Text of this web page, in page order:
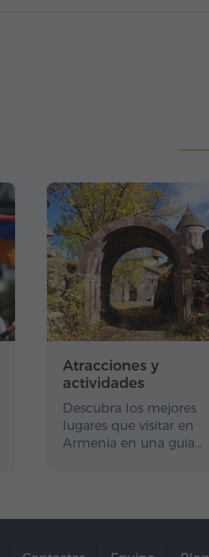
Atracciones y
actividades
Descubra los mejores
lugares que visitar en
Armenia en una guía…